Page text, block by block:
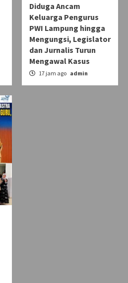
Diduga Ancam
Keluarga Pengurus
PWI Lampung hingga
Mengungsi, Legislator
dan Jurnalis Turun
Mengawal Kasus
17 jam ago admin